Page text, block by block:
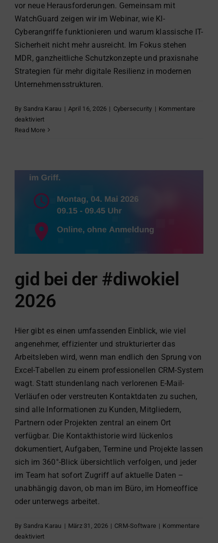
vor neue Herausforderungen. Gemeinsam mit
WatchGuard zeigen wir im Webinar, wie KI-
Cyberangriffe funktionieren und warum klassische IT-
Sicherheit nicht mehr ausreicht. Im Fokus stehen
MDR, ganzheitliche Schutzkonzepte und praxisnahe
Strategien für mehr digitale Resilienz in modernen
Unternehmensstrukturen.
By Sandra Karau | April 16, 2026 | Cybersecurity | Kommentare
deaktiviertfür
KI-
verhindern
Webinar
gid
GmbH
und
Watchguard
Read More
gid bei der #diwokiel
2026
Hier gibt es einen umfassenden Einblick, wie viel
angenehmer, effizienter und strukturierter das
Arbeitsleben wird, wenn man endlich den Sprung von
Excel-Tabellen zu einem professionellen CRM-System
wagt. Statt stundenlang nach verlorenen E-Mail-
Verläufen oder verstreuten Kontaktdaten zu suchen,
sind alle Informationen zu Kunden, Mitgliedern,
Partnern oder Projekten zentral an einem Ort
verfügbar. Die Kontakthistorie wird lückenlos
dokumentiert, Aufgaben, Termine und Projekte lassen
sich im 360°-Blick übersichtlich verfolgen, und jeder
im Team hat sofort Zugriff auf aktuelle Daten –
unabhängig davon, ob man im Büro, im Homeoffice
oder unterwegs arbeitet.
By Sandra Karau | März 31, 2026 | CRM-Software | Kommentare
deaktiviertfür